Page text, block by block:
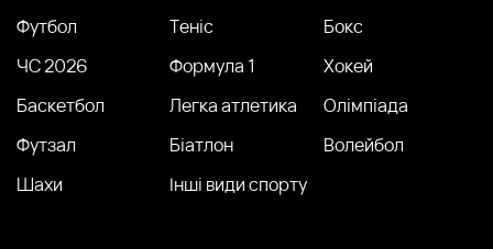
Футбол Теніс
Бокс
ЧС 2026
Формула 1
Хокей
Баскетбол
Легка атлетика
Олімпіада
Футзал
Біатлон
Волейбол
Шахи
Інші види спорту